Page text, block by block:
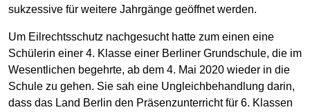
sukzessive für weitere Jahrgänge geöffnet werden.
Um Eilrechtsschutz nachgesucht hatte zum einen eine
Schülerin einer 4. Klasse einer Berliner Grundschule, die im
Wesentlichen begehrte, ab dem 4. Mai 2020 wieder in die
Schule zu gehen. Sie sah eine Ungleichbehandlung darin,
dass das Land Berlin den Präsenzunterricht für 6. Klassen